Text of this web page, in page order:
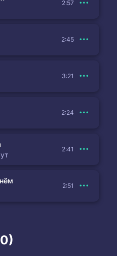
2:57
2:45
3:21
2:24
2:41
2:51